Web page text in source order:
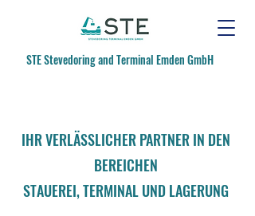
STE Stevedoring and Terminal Emden GmbH
IHR VERLÄSSLICHER PARTNER IN DEN
BEREICHEN
STAUEREI, TERMINAL UND LAGERUNG